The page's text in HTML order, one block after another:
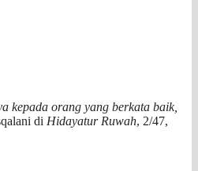
kepada orang yang berkata baik,
di Hidayatur Ruwah, 2/47,